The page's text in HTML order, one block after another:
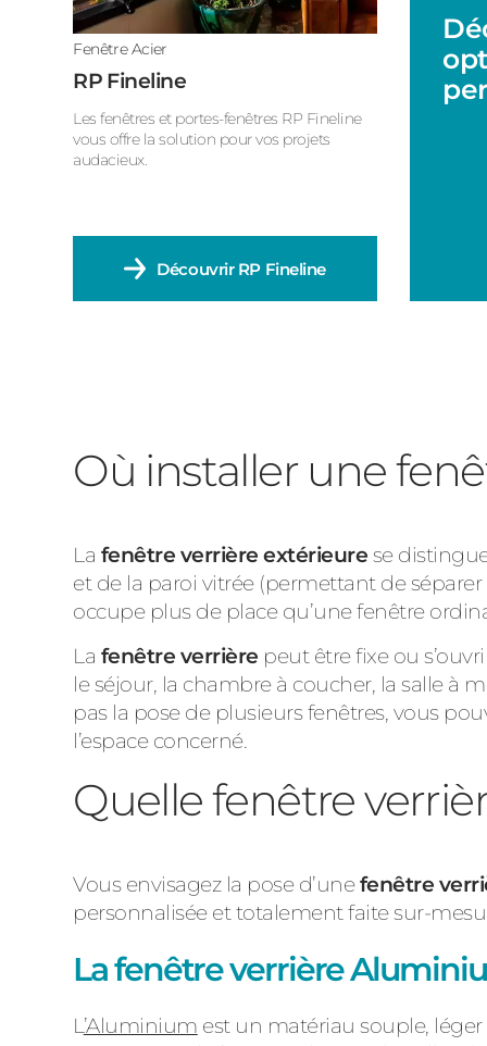
Fenêtre Acier
RP Fineline
Les fenêtres et portes-fenêtres RP Fineline
vous offre la solution pour vos projets
audacieux.
Découvrir RP Fineline
Où installer une
La fenêtre verrière extérieure se
et de la paroi vitrée (permettant de séparer
occupe plus de place qu’une fenêtre
La fenêtre verrière peut être fixe ou
le séjour, la chambre à coucher, la salle à
pas la pose de plusieurs fenêtres, vous
l’espace concerné.
Quelle fenêtre
Vous envisagez la pose d’unefenêtre
personnalisée et totalement faite sur-
La fenêtre verrière
L’Aluminium est un matériau souple,